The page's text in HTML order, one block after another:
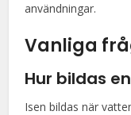
användningar.
Vanliga
Hur bildas
Isen bildas när